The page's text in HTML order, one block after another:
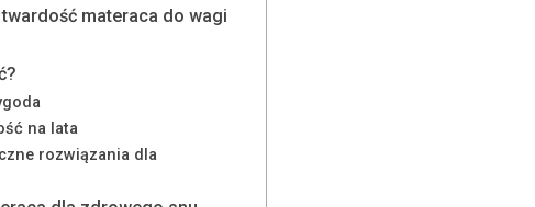
materaca do wagi
na lata
rozwiązania dla